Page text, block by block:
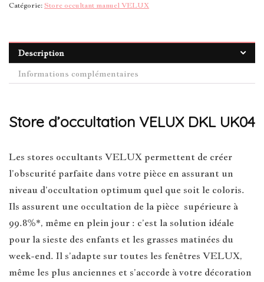
Catégorie:Store occultant manuel VELUX
Description
Informations complémentaires
Store d’occultation VELUX DKL UK04
Les stores occultants VELUX permettent de créer
l’obscurité parfaite dans votre pièce en assurant un
niveau d’occultation optimum quel que soit le coloris.
Ils assurent une occultation de la pièce supérieure à
99.8%*, même en plein jour : c’est la solution idéale
pour la sieste des enfants et les grasses matinées du
week-end. Il s’adapte sur toutes les fenêtres VELUX,
même les plus anciennes et s’accorde à votre décoration